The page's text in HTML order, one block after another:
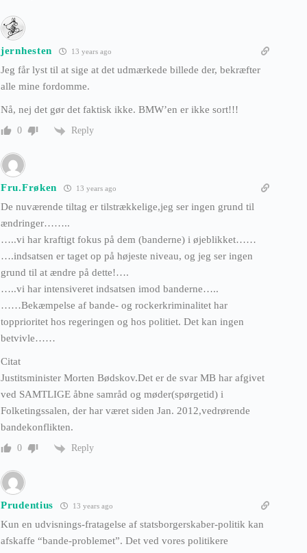
jernhesten 13 years ago
Jeg får lyst til at sige at det udmærkede billede der, bekræfter
alle mine fordomme.
Nå, nej det gør det faktisk ikke. BMW’en er ikke sort!!!
0 Reply
Fru.Frøken 13 years ago
De nuværende tiltag er tilstrækkelige,jeg ser ingen grund til
ændringer……..
…..vi har kraftigt fokus på dem (banderne) i øjeblikket……
….indsatsen er taget op på højeste niveau, og jeg ser ingen
grund til at ændre på dette!….
…..vi har intensiveret indsatsen imod banderne…..
……Bekæmpelse af bande- og rockerkriminalitet har
topprioritet hos regeringen og hos politiet. Det kan ingen
betvivle……
Citat
Justitsminister Morten Bødskov.Det er de svar MB har afgivet
ved SAMTLIGE åbne samråd og møder(spørgetid) i
Folketingssalen, der har været siden Jan. 2012,vedrørende
bandekonflikten.
0 Reply
Prudentius 13 years ago
Kun en udvisnings-fratagelse af statsborgerskaber-politik kan
afskaffe “bande-problemet”. Det ved vores politikere